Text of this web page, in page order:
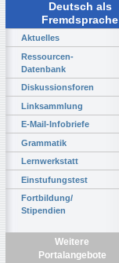
Deutsch als
Fremdsprache
Aktuelles
Ressourcen-
Datenbank
Diskussionsforen
Linksammlung
E-Mail-Infobriefe
Grammatik
Lernwerkstatt
Einstufungstest
Fortbildung/
Stipendien
Weitere
Portalangebote